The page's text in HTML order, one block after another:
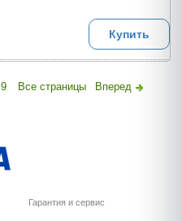
Купить
9 Все страницы Вперед
Гарантия и сервис